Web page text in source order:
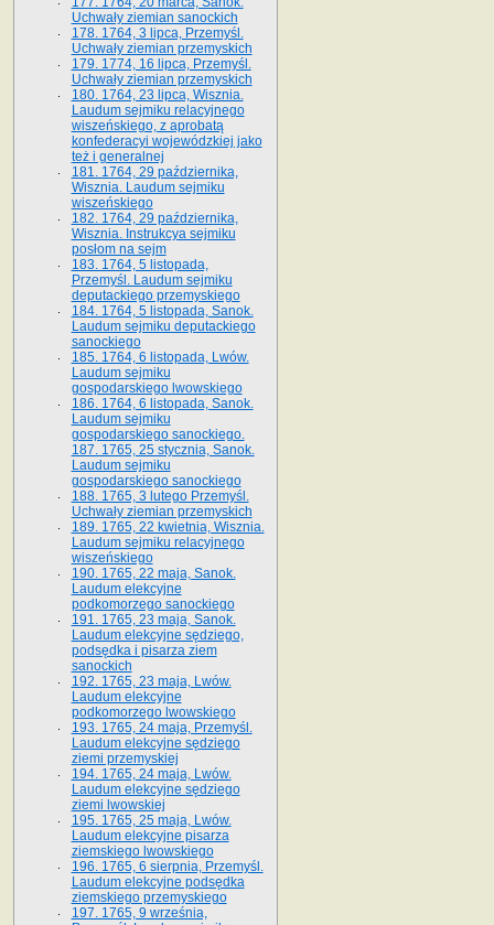
Uchwały ziemian sanockich
178. 1764, 3 lipca, Przemyśl.
Uchwały ziemian przemyskich
179. 1774, 16 lipca, Przemyśl.
Uchwały ziemian przemyskich
180. 1764, 23 lipca, Wisznia.
Laudum sejmiku relacyjnego
wiszeńskiego, z aprobatą
konfederacyi wojewódzkiej jako
też i generalnej
181. 1764, 29 października,
Wisznia. Laudum sejmiku
wiszeńskiego
182. 1764, 29 października,
Wisznia. Instrukcya sejmiku
posłom na sejm
183. 1764, 5 listopada,
Przemyśl. Laudum sejmiku
deputackiego przemyskiego
184. 1764, 5 listopada, Sanok.
Laudum sejmiku deputackiego
sanockiego
185. 1764, 6 listopada, Lwów.
Laudum sejmiku
gospodarskiego lwowskiego
186. 1764, 6 listopada, Sanok.
Laudum sejmiku
gospodarskiego sanockiego.
187. 1765, 25 stycznia, Sanok.
Laudum sejmiku
gospodarskiego sanockiego
188. 1765, 3 lutego Przemyśl.
Uchwały ziemian przemyskich
189. 1765, 22 kwietnia, Wisznia.
Laudum sejmiku relacyjnego
wiszeńskiego
190. 1765, 22 maja, Sanok.
Laudum elekcyjne
podkomorzego sanockiego
191. 1765, 23 maja, Sanok.
Laudum elekcyjne sędziego,
podsędka i pisarza ziem
sanockich
192. 1765, 23 maja, Lwów.
Laudum elekcyjne
podkomorzego lwowskiego
193. 1765, 24 maja, Przemyśl.
Laudum elekcyjne sędziego
ziemi przemyskiej
194. 1765, 24 maja, Lwów.
Laudum elekcyjne sędziego
ziemi lwowskiej
195. 1765, 25 maja, Lwów.
Laudum elekcyjne pisarza
ziemskiego lwowskiego
196. 1765, 6 sierpnia, Przemyśl.
Laudum elekcyjne podsędka
ziemskiego przemyskiego
197. 1765, 9 września,